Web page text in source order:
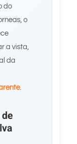
do
o
a vista,
da
.